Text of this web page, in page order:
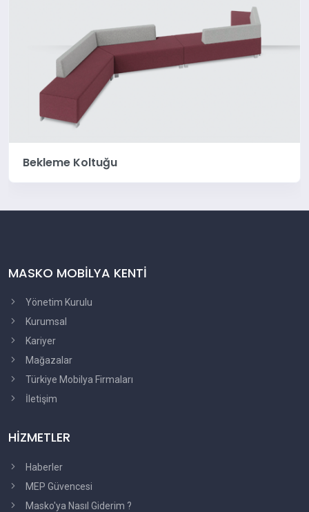
Bekleme Koltuğu
MASKO MOBİLYA KENTİ
Yönetim Kurulu
Kurumsal
Kariyer
Mağazalar
Türkiye Mobilya Firmaları
İletişim
HİZMETLER
Haberler
MEP Güvencesi
Masko'ya Nasıl Giderim ?